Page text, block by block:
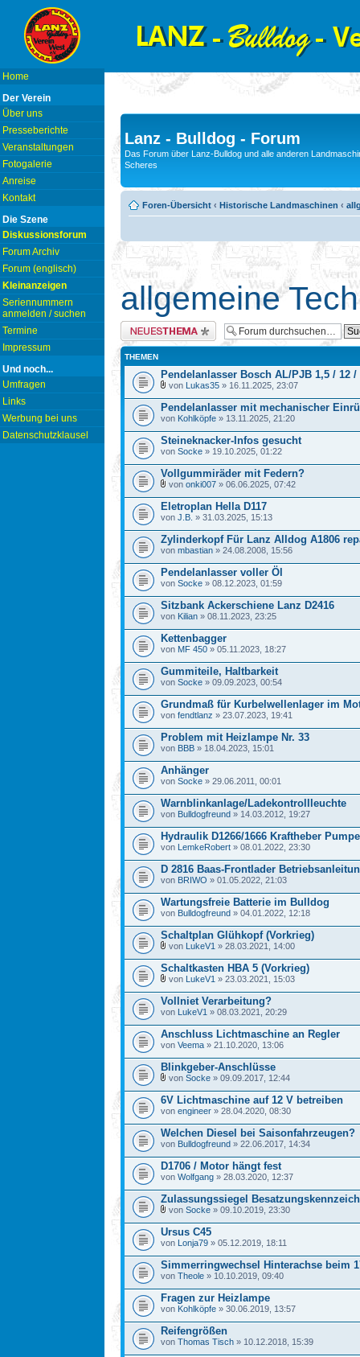
Home
Der Verein
Über uns
Presseberichte
Veranstaltungen
Fotogalerie
Anreise
Kontakt
Die Szene
Diskussionsforum
Forum Archiv
Forum (englisch)
Kleinanzeigen
Seriennummern
anmelden / suchen
Termine
Impressum
Und noch...
Umfragen
Links
Werbung bei uns
Datenschutzklausel
Lanz - Bulldog - Forum
Das Forum über Lanz-Bulldog und alle anderen
Scheres
Foren-Übersicht ‹ Historische Landmaschinen ‹
allgemeine
Neues Thema erstellen
THEMEN
Pendelanlasser Bosch AL/PJB 1,5 / 12 /
von Lukas35 » 16.11.2025, 23:07
Pendelanlasser mit mechanischer
von Kohlköpfe » 13.11.2025, 21:20
Steineknacker-Infos gesucht
von Socke » 19.10.2025, 01:22
Vollgummiräder mit Federn?
von onki007 » 06.06.2025, 07:42
Eletroplan Hella D117
von J.B. » 31.03.2025, 15:13
Zylinderkopf Für Lanz Alldog A1806
von mbastian » 24.08.2008, 15:56
Pendelanlasser voller Öl
von Socke » 08.12.2023, 01:59
Sitzbank Ackerschiene Lanz D2416
von Kilian » 08.11.2023, 23:25
Kettenbagger
von MF 450 » 05.11.2023, 18:27
Gummiteile, Haltbarkeit
von Socke » 09.09.2023, 00:54
Grundmaß für Kurbelwellenlager im
von fendtlanz » 23.07.2023, 19:41
Problem mit Heizlampe Nr. 33
von BBB » 18.04.2023, 15:01
Anhänger
von Socke » 29.06.2011, 00:01
Warnblinkanlage/Ladekontrollleuchte
von Bulldogfreund » 14.03.2012, 19:27
Hydraulik D1266/1666 Kraftheber
von LemkeRobert » 08.01.2022, 23:30
D 2816 Baas-Frontlader
von BRIWO » 01.05.2022, 21:03
Wartungsfreie Batterie im Bulldog
von Bulldogfreund » 04.01.2022, 12:18
Schaltplan Glühkopf (Vorkrieg)
von LukeV1 » 28.03.2021, 14:00
Schaltkasten HBA 5 (Vorkrieg)
von LukeV1 » 23.03.2021, 15:03
Vollniet Verarbeitung?
von LukeV1 » 08.03.2021, 20:29
Anschluss Lichtmaschine an Regler
von Veema » 21.10.2020, 13:06
Blinkgeber-Anschlüsse
von Socke » 09.09.2017, 12:44
6V Lichtmaschine auf 12 V betreiben
von engineer » 28.04.2020, 08:30
Welchen Diesel bei Saisonfahrzeugen?
von Bulldogfreund » 22.06.2017, 14:34
D1706 / Motor hängt fest
von Wolfgang » 28.03.2020, 12:37
Zulassungssiegel
von Socke » 09.10.2019, 23:30
Ursus C45
von Lonja79 » 05.12.2019, 18:11
Simmerringwechsel Hinterachse beim
von Theole » 10.10.2019, 09:40
Fragen zur Heizlampe
von Kohlköpfe » 30.06.2019, 13:57
Reifengrößen
von Thomas Tisch » 10.12.2018, 15:39